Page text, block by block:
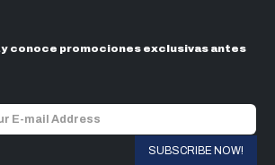
y conoce promociones exclusivas antes